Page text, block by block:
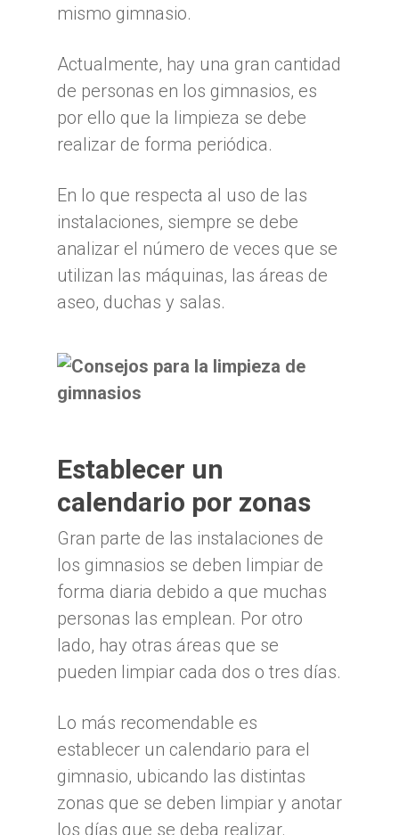
mismo gimnasio.
Actualmente, hay una gran cantidad
de personas en los gimnasios, es
por ello que la limpieza se debe
realizar de forma periódica.
En lo que respecta al uso de las
instalaciones, siempre se debe
analizar el número de veces que se
utilizan las máquinas, las áreas de
aseo, duchas y salas.
Establecer un
calendario por zonas
Gran parte de las instalaciones de
los gimnasios se deben limpiar de
forma diaria debido a que muchas
personas las emplean. Por otro
lado, hay otras áreas que se
pueden limpiar cada dos o tres días.
Lo más recomendable es
establecer un calendario para el
gimnasio, ubicando las distintas
zonas que se deben limpiar y anotar
los días que se deba realizar.